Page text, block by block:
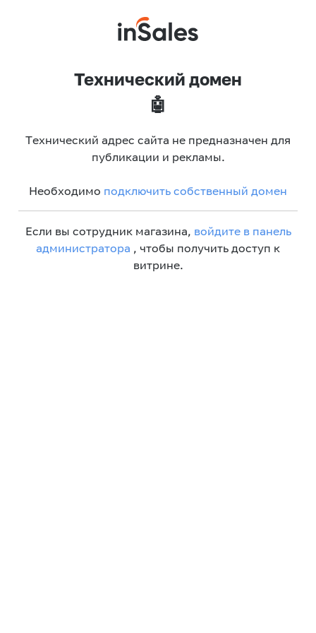
Технический домен
🤖
Технический адрес сайта не предназначен для
публикации и рекламы.
Необходимо подключить собственный домен
Если вы сотрудник магазина, войдите в панель
администратора , чтобы получить доступ к
витрине.